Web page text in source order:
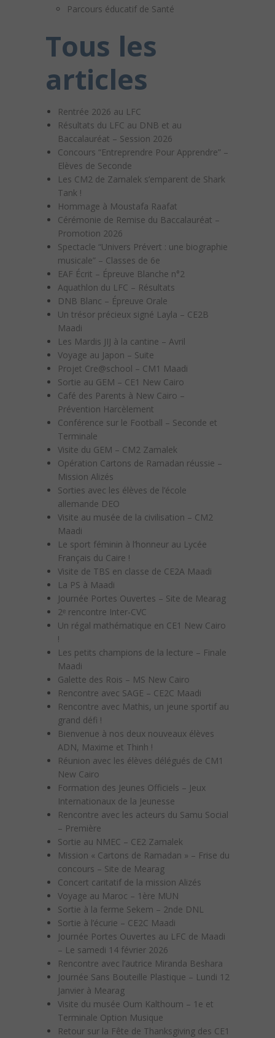
Parcours éducatif de Santé
Tous les
articles
Rentrée 2026 au LFC
Résultats du LFC au DNB et au
Baccalauréat – Session 2026
Concours “Entreprendre Pour Apprendre” –
Elèves de Seconde
Les CM2 de Zamalek s’emparent de Shark
Tank !
Hommage à Moustafa Raafat
Cérémonie de Remise du Baccalauréat –
Promotion 2026
Spectacle “Univers Prévert : une biographie
musicale” – Classes de 6e
EAF Écrit – Épreuve Blanche n°2
Aquathlon du LFC – Résultats
DNB Blanc – Épreuve Orale
Un trésor précieux signé Layla – CE2B
Maadi
Les Mardis JIJ à la cantine – Avril
Voyage au Japon – Suite
Projet Cre@school – CM1 Maadi
Sortie au GEM – CE1 New Cairo
Café des Parents à New Cairo –
Prévention Harcèlement
Conférence sur le Football – Seconde et
Terminale
Visite du GEM – CM2 Zamalek
Opération Cartons de Ramadan réussie –
Mission Alizés
Sorties avec les élèves de l’école
allemande DEO
Visite au musée de la civilisation – CM2
Maadi
Le sport féminin à l’honneur au Lycée
Français du Caire !
Visite de TBS en classe de CE2A Maadi
La PS à Maadi
Journée Portes Ouvertes – Site de Mearag
2ᵉ rencontre Inter-CVC
Un régal mathématique en CE1 New Cairo
!
Les petits champions de la lecture – Finale
Maadi
Galette des Rois – MS New Cairo
Rencontre avec SAGE – CE2C Maadi
Rencontre avec Mathis, un jeune sportif au
grand défi !
Bienvenue à nos deux nouveaux élèves
ADN, Maxime et Thinh !
Réunion avec les élèves délégués de CM1
New Cairo
Formation des Jeunes Officiels – Jeux
Internationaux de la Jeunesse
Rencontre avec les acteurs du Samu Social
– Première
Sortie au NMEC – CE2 Zamalek
Mission « Cartons de Ramadan » – Frise du
concours – Site de Mearag
Concert caritatif de la mission Alizés
Voyage au Maroc – 1ère MUN
Sortie à la ferme Sekem – 2nde DNL
Sortie à l’écurie – CE2C Maadi
Journée Portes Ouvertes au LFC de Maadi
– Le samedi 14 février 2026
Rencontre avec l’autrice Miranda Beshara
Journée Sans Bouteille Plastique – Lundi 12
Janvier à Mearag
Visite du musée Oum Kalthoum – 1e et
Terminale Option Musique
Retour sur la Fête de Thanksgiving des CE1